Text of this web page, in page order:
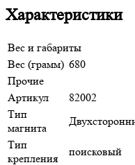
Характеристики
Вес и габариты
Вес (грамм) 680
Прочие
Артикул
82002
Тип
магнита
Тип
крепления
поисковый